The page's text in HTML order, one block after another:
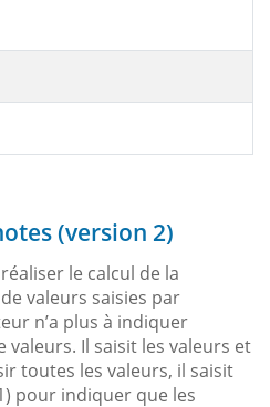
(version 2)
le calcul de la
valeurs saisies par
n’a plus à indiquer
Il saisit les valeurs et
toutes les valeurs, il saisit
pour indiquer que les